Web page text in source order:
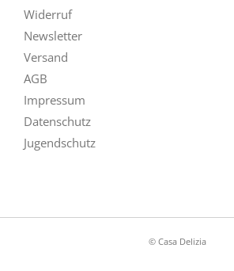
Widerruf
Newsletter
Versand
AGB
Impressum
Datenschutz
Jugendschutz
© Casa Delizia